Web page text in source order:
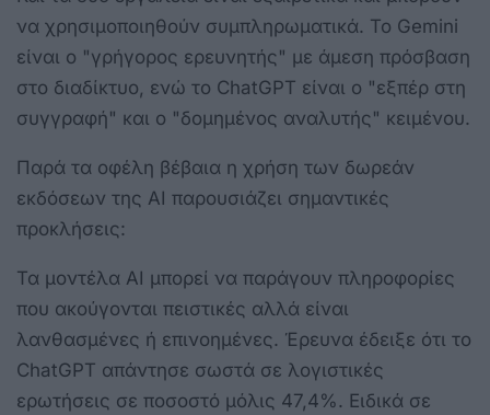
να χρησιμοποιηθούν συμπληρωματικά. Το Gemini
είναι ο "γρήγορος ερευνητής" με άμεση πρόσβαση
στο διαδίκτυο, ενώ το ChatGPT είναι ο "εξπέρ στη
συγγραφή" και ο "δομημένος αναλυτής" κειμένου.
Παρά τα οφέλη βέβαια η χρήση των δωρεάν
εκδόσεων της AI παρουσιάζει σημαντικές
προκλήσεις:
Τα μοντέλα AI μπορεί να παράγουν πληροφορίες
που ακούγονται πειστικές αλλά είναι
λανθασμένες ή επινοημένες. Έρευνα έδειξε ότι το
ChatGPT απάντησε σωστά σε λογιστικές
ερωτήσεις σε ποσοστό μόλις 47,4%. Ειδικά σε